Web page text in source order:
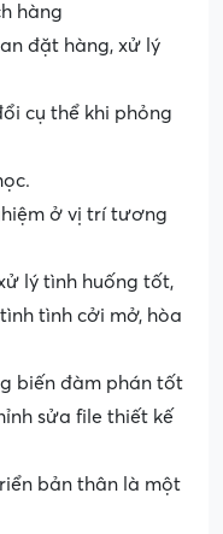
hàng
đặt hàng, xử lý
cụ thể khi phỏng
ở vị trí tương
lý tình huống tốt,
tình cởi mở, hòa
biến đàm phán tốt
sửa file thiết kế
bản thân là một